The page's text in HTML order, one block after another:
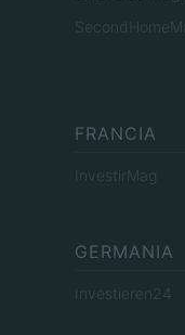
FRANCIA
InvestirMag
GERMANIA
Investieren24